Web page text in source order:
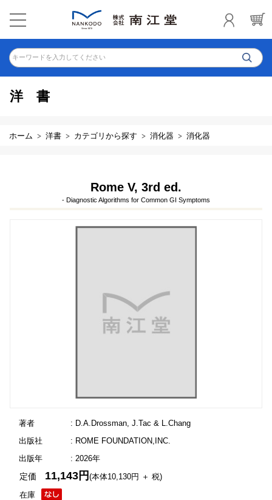
キーワードを入力してください
洋書
ホーム 洋書 カテゴリから探す 消化器 消化器
Rome V, 3rd ed.
- Diagnostic Algorithms for Common GI Symptoms
著者
: D.A.Drossman, J.Tac & L.Chang
出版社
: ROME FOUNDATION,INC.
出版年
: 2026年
在庫
定価 11,143円(本体10,130円 ＋ 税)